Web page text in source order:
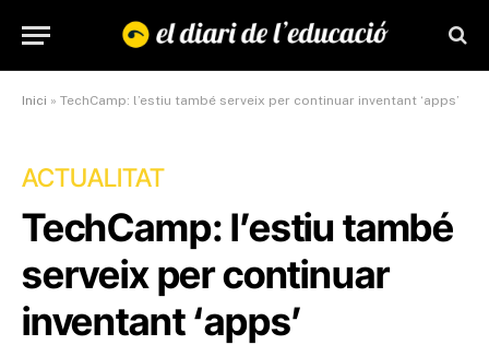
Inici » TechCamp: l’estiu també serveix per continuar inventant ‘apps’
ACTUALITAT
TechCamp: l’estiu també
serveix per continuar
inventant ‘apps’